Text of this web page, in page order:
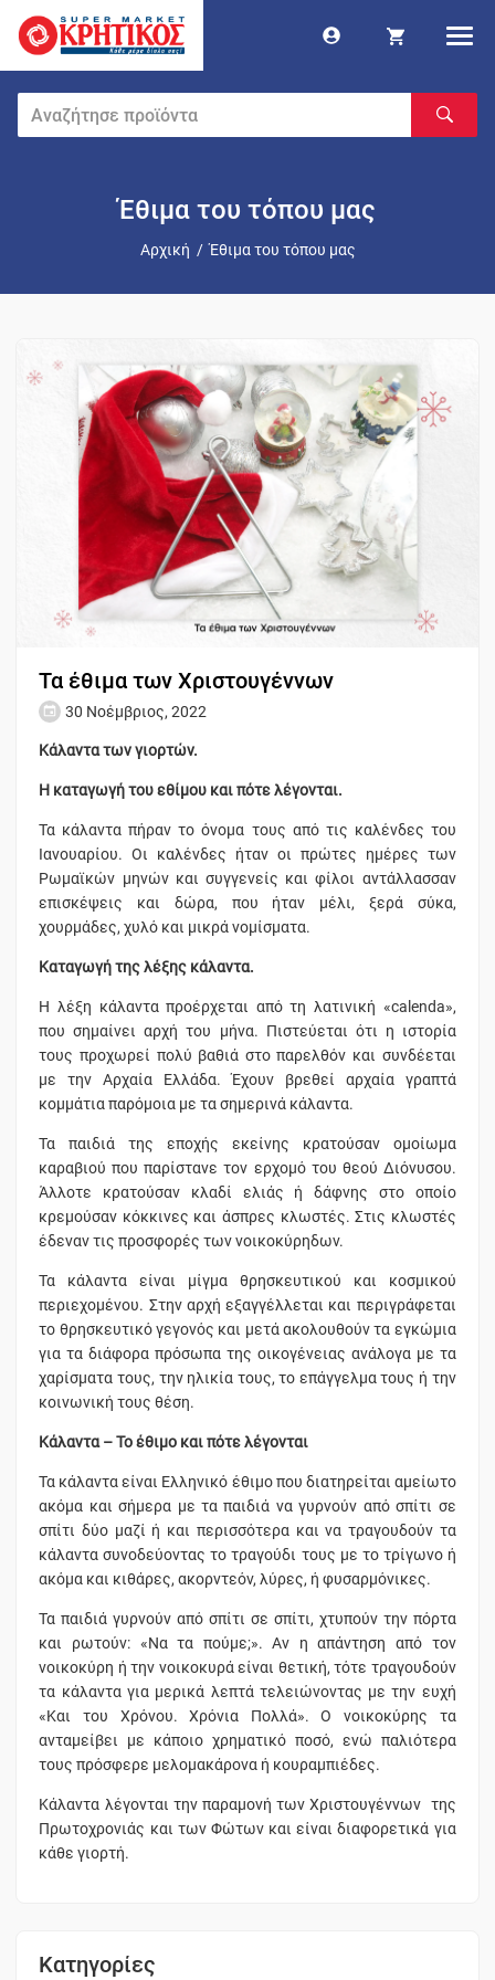
Έθιμα του τόπου μας
Αρχική / Έθιμα του τόπου μας
Τα έθιμα των Χριστουγέννων
30 Νοέμβριος, 2022
Κάλαντα των γιορτών.
Η καταγωγή του εθίμου και πότε λέγονται.
Τα κάλαντα πήραν το όνομα τους από τις καλένδες του
Ιανουαρίου. Οι καλένδες ήταν οι πρώτες ημέρες των
Ρωμαϊκών μηνών και συγγενείς και φίλοι αντάλλασσαν
επισκέψεις και δώρα, που ήταν μέλι, ξερά σύκα,
χουρμάδες, χυλό και μικρά νομίσματα.
Καταγωγή της λέξης κάλαντα.
Η λέξη κάλαντα προέρχεται από τη λατινική «calenda»,
που σημαίνει αρχή του μήνα. Πιστεύεται ότι η ιστορία
τους προχωρεί πολύ βαθιά στο παρελθόν και συνδέεται
με την Αρχαία Ελλάδα. Έχουν βρεθεί αρχαία γραπτά
κομμάτια παρόμοια με τα σημερινά κάλαντα.
Τα παιδιά της εποχής εκείνης κρατούσαν ομοίωμα
καραβιού που παρίστανε τον ερχομό του θεού Διόνυσου.
Άλλοτε κρατούσαν κλαδί ελιάς ή δάφνης στο οποίο
κρεμούσαν κόκκινες και άσπρες κλωστές. Στις κλωστές
έδεναν τις προσφορές των νοικοκύρηδων.
Τα κάλαντα είναι μίγμα θρησκευτικού και κοσμικού
περιεχομένου. Στην αρχή εξαγγέλλεται και περιγράφεται
το θρησκευτικό γεγονός και μετά ακολουθούν τα εγκώμια
για τα διάφορα πρόσωπα της οικογένειας ανάλογα με τα
χαρίσματα τους, την ηλικία τους, το επάγγελμα τους ή την
κοινωνική τους θέση.
Κάλαντα – Το έθιμο και πότε λέγονται
Τα κάλαντα είναι Ελληνικό έθιμο που διατηρείται αμείωτο
ακόμα και σήμερα με τα παιδιά να γυρνούν από σπίτι σε
σπίτι δύο μαζί ή και περισσότερα και να τραγουδούν τα
κάλαντα συνοδεύοντας το τραγούδι τους με το τρίγωνο ή
ακόμα και κιθάρες, ακορντεόν, λύρες, ή φυσαρμόνικες.
Τα παιδιά γυρνούν από σπίτι σε σπίτι, χτυπούν την πόρτα
και ρωτούν: «Να τα πούμε;». Αν η απάντηση από τον
νοικοκύρη ή την νοικοκυρά είναι θετική, τότε τραγουδούν
τα κάλαντα για μερικά λεπτά τελειώνοντας με την ευχή
«Και του Χρόνου. Χρόνια Πολλά». Ο νοικοκύρης τα
ανταμείβει με κάποιο χρηματικό ποσό, ενώ παλιότερα
τους πρόσφερε μελομακάρονα ή κουραμπιέδες.
Κάλαντα λέγονται την παραμονή των Χριστουγέννων της
Πρωτοχρονιάς και των Φώτων και είναι διαφορετικά για
κάθε γιορτή.
Κατηγορίες